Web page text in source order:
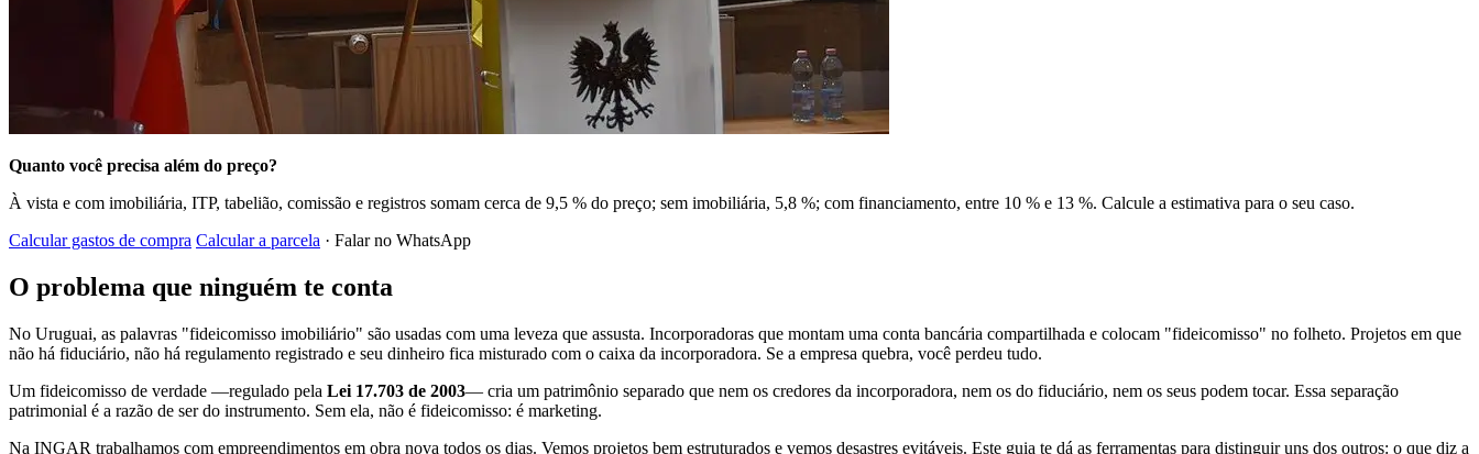
Quanto você precisa além do preço?
À vista e com imobiliária, ITP, tabelião, comissão e registros somam cerca de 9,5 % do preço; sem imobiliária, 5,8 %; com financiamento, entre 10 % e 13 %. Calcule a estimativa para o seu caso.
Calcular gastos de compra Calcular a parcela · Falar no WhatsApp
O problema que ninguém te conta
No Uruguai, as palavras "fideicomisso imobiliário" são usadas com uma leveza que assusta. Incorporadoras que montam uma conta bancária compartilhada e colocam "fideicomisso" no folheto. Projetos em que
não há fiduciário, não há regulamento registrado e seu dinheiro fica misturado com o caixa da incorporadora. Se a empresa quebra, você perdeu tudo.
Um fideicomisso de verdade —regulado pela Lei 17.703 de 2003— cria um patrimônio separado que nem os credores da incorporadora, nem os do fiduciário, nem os seus podem tocar. Essa separação
patrimonial é a razão de ser do instrumento. Sem ela, não é fideicomisso: é marketing.
Na INGAR trabalhamos com empreendimentos em obra nova todos os dias. Vemos projetos bem estruturados e vemos desastres evitáveis. Este guia te dá as ferramentas para distinguir uns dos outros: o que diz a